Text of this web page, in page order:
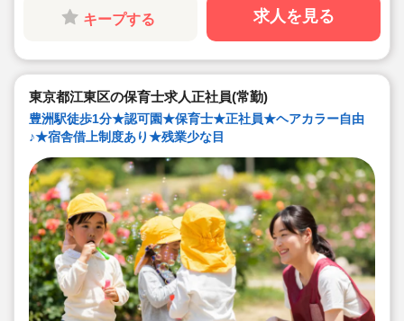
◇子どもが自分の意志や感情を尊重され、自分で選択し
ていくことをあたたかく見守り、子どもが主体の保育を
◇無垢の木を使った園舎。優しくぬくもりのあるおうち
のような保育園
できる範囲で実施
◇在籍年数や保育経験に合わせた段階的な研修を年間総
計110回以上実施。研修も参加しやすい職場環境です
キープする 求人を見る
東京都江東区の保育士求人正社員(常勤)
豊洲駅徒歩1分★認可園★保育士★正社員★ヘアカラー自由
♪★宿舎借上制度あり★残業少な目